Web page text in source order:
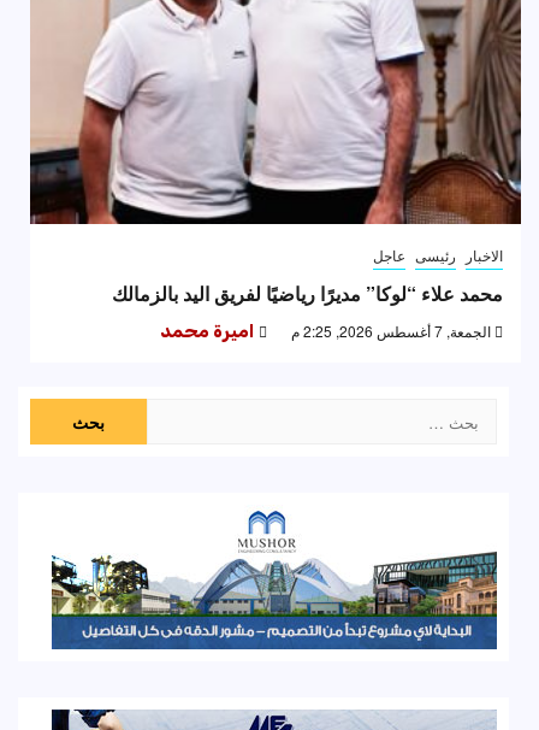
الاخبار رئيسى عاجل
محمد علاء “لوكا” مديرًا رياضيًا لفريق اليد بالزمالك
الجمعة, 7 أغسطس 2026, 2:25 م اميرة محمد
عن: